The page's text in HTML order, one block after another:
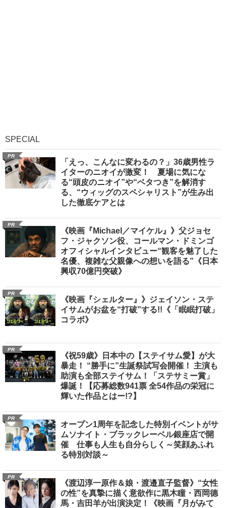
SPECIAL
PR
「えっ、こんなに変わるの？」36歳男性ラ
イターのニオイが激変！ 夏場に気にな
る“頭皮のニオイ”や“ベタつき”を解消す
る、“ウィッグのスペシャリスト”が生み出
した徹底ケアとは
PR
《映画『Michael／マイケル』》父ジョセ
フ・ジャクソン役、コールマン・ドミンゴ
オフィシャルインタビュー“観客を魅了した
名優、複雑な父親像への想いを語る”《日本
興収70億円突破》
PR
《映画『シェルター』》ジェイソン・ステ
イサムがお盆を“打破”する!!《「眠眠打破」
コラボ》
PR
《祝59歳》日本中の【ステイサム愛】が大
暴走！ “勝手に”生誕祭試写会開催！ 主演も
助演も全部ステイサム！「ステサミー賞」
爆誕！【応募総数941票 全54作品の栄冠に
輝いた作品とはー!?】
PR
オープン1周年を記念した特別イベントがサ
ムソナイト・ブラックレーベル銀座店で開
催 仕事も人生も自分らしく～笑顔あふれ
る特別対談～
PR
《渡辺淳一原作＆娘・渡邉直子監督》“女性
の性”を真摯に描く意欲作に黒木瞳・西岡德
馬・吉田羊が出演決定！《映画『月がみて